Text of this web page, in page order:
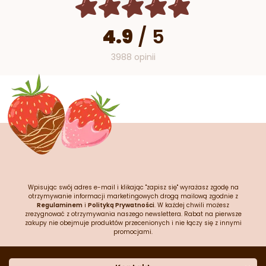
4.9 / 5
3988 opinii
Wpisując swój adres e-mail i klikając "zapisz się" wyrażasz zgodę na
otrzymywanie informacji marketingowych drogą mailową zgodnie z
Regulaminem i Polityką Prywatności. W każdej chwili możesz
zrezygnować z otrzymywania naszego newslettera. Rabat na pierwsze
zakupy nie obejmuje produktów przecenionych i nie łączy się z innymi
promocjami.